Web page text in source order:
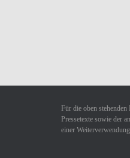
Für die oben
Pressetexte sowie der
einer